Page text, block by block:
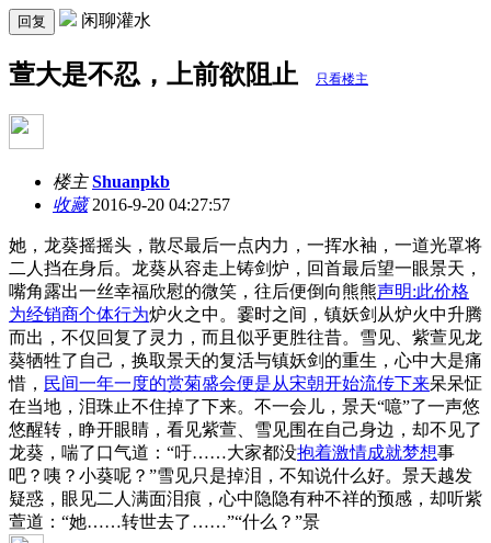
回复 闲聊灌水
萱大是不忍，上前欲阻止 只看楼主
楼主 Shuanpkb
收藏2016-9-20 04:27:57
她，龙葵摇摇头，散尽最后一点内力，一挥水袖，一道光罩将
二人挡在身后。龙葵从容走上铸剑炉，回首最后望一眼景天，
嘴角露出一丝幸福欣慰的微笑，往后便倒向熊熊声明:此价格
为经销商个体行为炉火之中。霎时之间，镇妖剑从炉火中升腾
而出，不仅回复了灵力，而且似乎更胜往昔。雪见、紫萱见龙
葵牺牲了自己，换取景天的复活与镇妖剑的重生，心中大是痛
惜， 民间一年一度的赏菊盛会便是从宋朝开始流传下来呆呆怔
在当地，泪珠止不住掉了下来。不一会儿，景天“噫”了一声悠
悠醒转，睁开眼睛，看见紫萱、雪见围在自己身边，却不见了
龙葵，喘了口气道：“吁……大家都没抱着激情成就梦想事
吧？咦？小葵呢？”雪见只是掉泪，不知说什么好。景天越发
疑惑，眼见二人满面泪痕，心中隐隐有种不祥的预感，却听紫
萱道：“她……转世去了……”“什么？”景